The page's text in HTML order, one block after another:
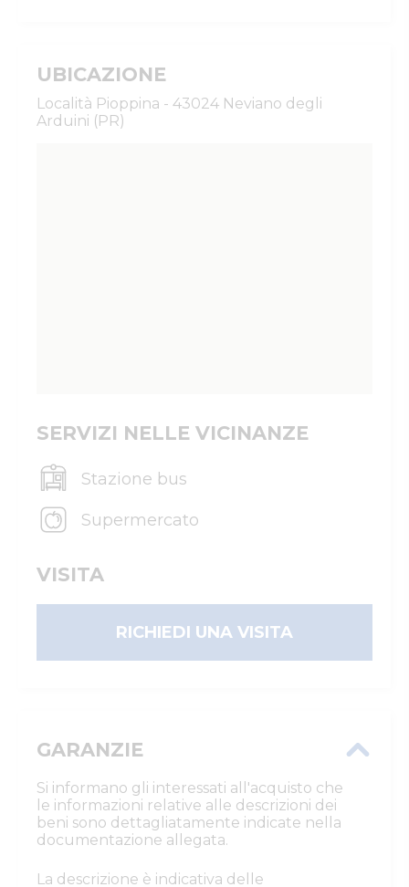
UBICAZIONE
Località Pioppina - 43024 Neviano degli
Arduini (PR)
SERVIZI NELLE VICINANZE
Stazione bus
Supermercato
VISITA
RICHIEDI UNA VISITA
GARANZIE
Si informano gli interessati all'acquisto che
le informazioni relative alle descrizioni dei
beni sono dettagliatamente indicate nella
documentazione allegata.
La descrizione è indicativa delle